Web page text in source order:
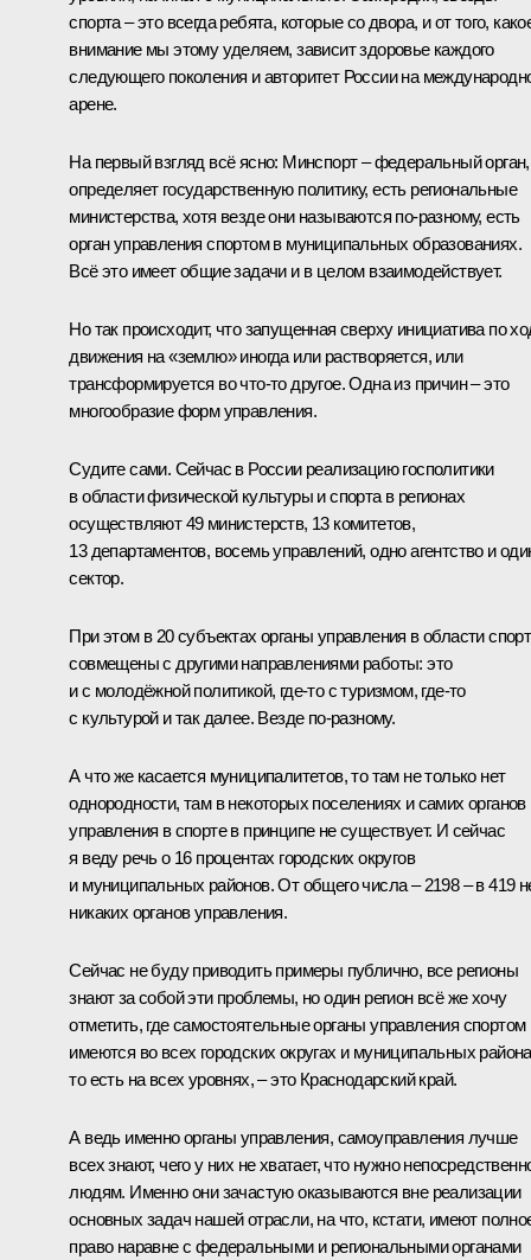
спорта – это всегда ребята, которые со двора, и от того,
внимание мы этому уделяем, зависит здоровье каждого
следующего поколения и авторитет России на
арене.
На первый взгляд всё ясно: Минспорт – федеральный орган,
определяет государственную политику, есть региональные
министерства, хотя везде они называются по‑разному, есть
орган управления спортом в муниципальных образованиях.
Всё это имеет общие задачи и в целом взаимодействует.
Но так происходит, что запущенная сверху инициатива по
движения на «землю» иногда или растворяется, или
трансформируется во что‑то другое. Одна из причин – это
многообразие форм управления.
Судите сами. Сейчас в России реализацию госполитики
в области физической культуры и спорта в регионах
осуществляют 49 министерств, 13 комитетов,
13 департаментов, восемь управлений, одно агентство и
сектор.
При этом в 20 субъектах органы управления в области
совмещены с другими направлениями работы: это
и с молодёжной политикой, где‑то с туризмом, где‑то
с культурой и так далее. Везде по‑разному.
А что же касается муниципалитетов, то там не только нет
однородности, там в некоторых поселениях и самих органов
управления в спорте в принципе не существует. И сейчас
я веду речь о 16 процентах городских округов
и муниципальных районов. От общего числа – 2198 – в 419
никаких органов управления.
Сейчас не буду приводить примеры публично, все регионы
знают за собой эти проблемы, но один регион всё же хочу
отметить, где самостоятельные органы управления спортом
имеются во всех городских округах и муниципальных
то есть на всех уровнях, – это Краснодарский край.
А ведь именно органы управления, самоуправления лучше
всех знают, чего у них не хватает, что нужно
людям. Именно они зачастую оказываются вне реализации
основных задач нашей отрасли, на что, кстати, имеют
право наравне с федеральными и региональными органами